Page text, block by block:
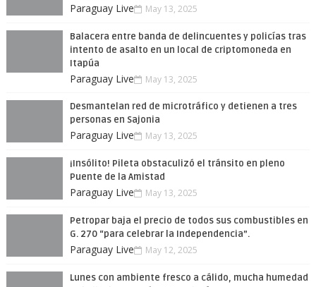
Paraguay Live May 13, 2025
Balacera entre banda de delincuentes y policías tras
intento de asalto en un local de criptomoneda en
Itapúa
Paraguay Live May 13, 2025
Desmantelan red de microtráfico y detienen a tres
personas en Sajonia
Paraguay Live May 13, 2025
¡Insólito! Pileta obstaculizó el tránsito en pleno
Puente de la Amistad
Paraguay Live May 13, 2025
Petropar baja el precio de todos sus combustibles en
G. 270 “para celebrar la Independencia”.
Paraguay Live May 12, 2025
Lunes con ambiente fresco a cálido, mucha humedad